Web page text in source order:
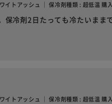
イトアッシュ ｜ 保冷剤種類 : 超低温 購
保冷剤2日たっても冷たいま
イトアッシュ ｜ 保冷剤種類 : 超低温 購